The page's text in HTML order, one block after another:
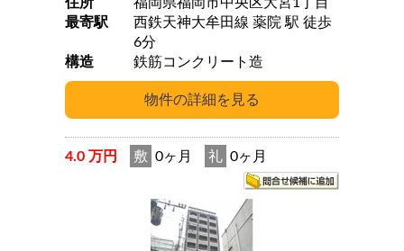
最寄駅
西鉄天神大牟田線 薬院 駅 徒歩
6分
構造
鉄筋コンクリート造
4.0 万円 敷 0ヶ月 礼 0ヶ月